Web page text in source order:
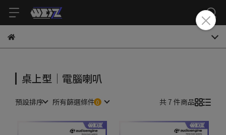
桌上型｜電腦喇叭
預設排序 所有篩選條件 共 7 件商品